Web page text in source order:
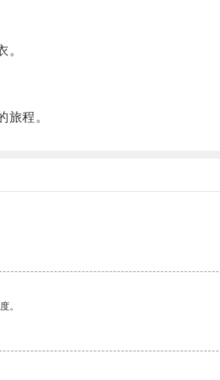
。
程。
。